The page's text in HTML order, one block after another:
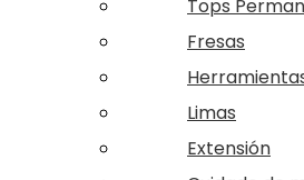
Tops
Fresas
Limas
Extensión